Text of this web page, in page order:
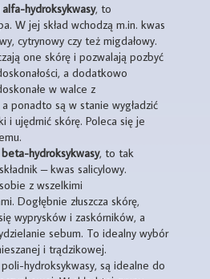
hydroksykwasy, to
W jej skład wchodzą m.in. kwas
cytrynowy czy też migdałowy.
one skórę i pozwalają pozbyć
a dodatkowo
w walce z
ponadto są w stanie wygładzić
i ujędrnić skórę. Poleca się je
hydroksykwasy, to tak
– kwas salicylowy.
z wszelkimi
Dogłębnie złuszcza skórę,
wyprysków i zaskórników, a
sebum. To idealny wybór
i trądzikowej.
poli-hydroksykwasy, są idealne do